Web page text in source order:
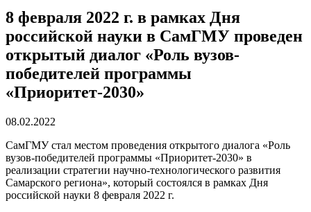
8 февраля 2022 г. в рамках Дня
российской науки в СамГМУ проведен
открытый диалог «Роль вузов-
победителей программы
«Приоритет-2030»
08.02.2022
СамГМУ стал местом проведения открытого диалога «Роль
вузов-победителей программы «Приоритет-2030» в
реализации стратегии научно-технологического развития
Самарского региона», который состоялся в рамках Дня
российской науки 8 февраля 2022 г.